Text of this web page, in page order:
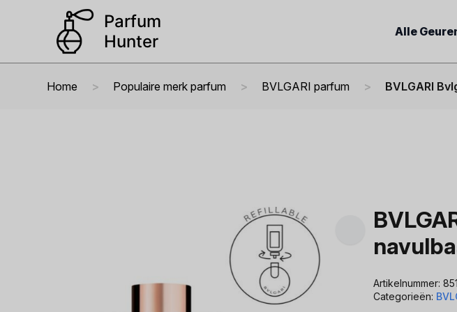
Alle
Home Populaire merk parfum BVLGARI parfum BVLGARI
Artikelnummer:
Categorieën: